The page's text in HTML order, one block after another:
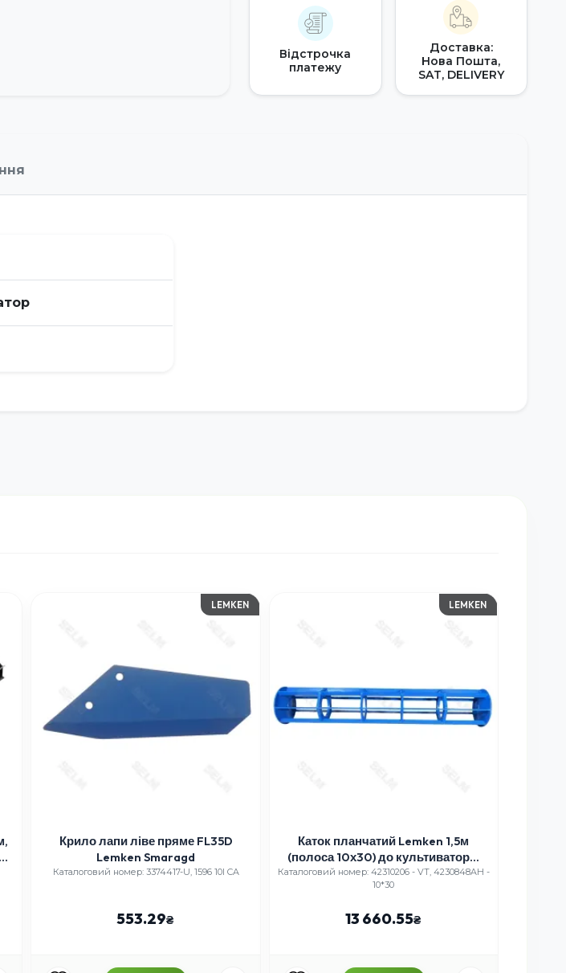
Відстрочка
платежу
Доставка:
Нова Пошта,
SAT, DELIVERY
LEMKEN
Крило лапи ліве пряме FL35D
Lemken Smaragd
Каталоговий номер: 3374417-U, 1596 10І CA
553.29
LEMKEN
Каток планчатий Lemken 1,5м
(полоса 10х30) до культиватора,
артикул 42310206, 4230848AH
Каталоговий номер: 42310206 - VT, 4230848AH -
10*30
13 660.55